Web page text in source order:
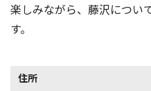
楽しみながら、藤沢につい
す。
住所